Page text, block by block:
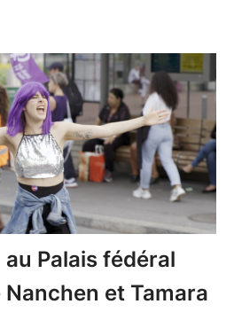
Palais fédéral
et Tamara